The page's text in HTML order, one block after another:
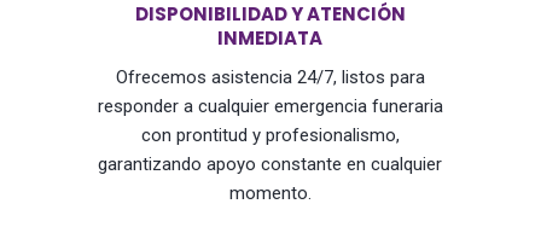
DISPONIBILIDAD Y ATENCIÓN
INMEDIATA
Ofrecemos asistencia 24/7, listos para
responder a cualquier emergencia funeraria
con prontitud y profesionalismo,
garantizando apoyo constante en cualquier
momento.